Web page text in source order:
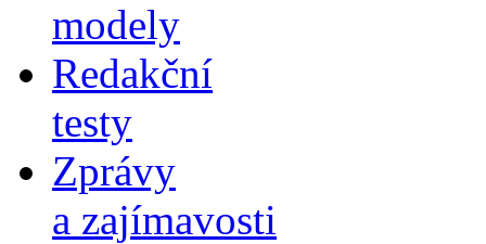
modely
Redakční
testy
Zprávy
a zajímavosti